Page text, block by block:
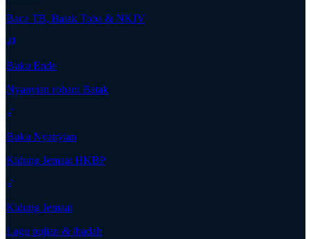
Baca TB, Batak Toba & NKJV
Buku Ende
Nyanyian rohani Batak
Buku Nyanyian
Kidung Jemaat HKBP
Kidung Jemaat
Lagu pujian & ibadah